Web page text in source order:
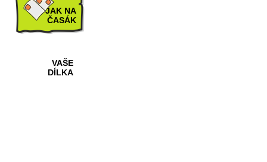
JAK NA
ČASÁK
VAŠE
DÍLKA